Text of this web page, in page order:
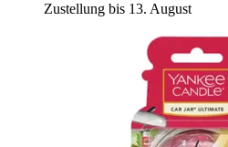
Zustellung bis 13. August